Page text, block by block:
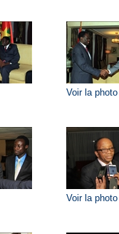
Voir la photo
Voir la photo